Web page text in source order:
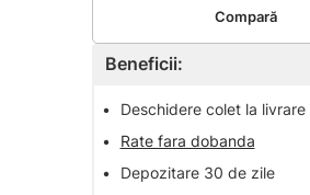
Beneficii:
•
Deschidere colet la livrare
•
Rate fara dobanda
•
Depozitare 30 de zile
Compară